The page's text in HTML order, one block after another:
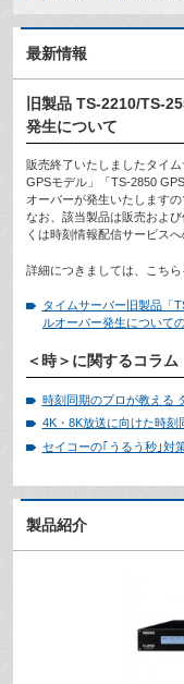
最新情報
旧製品 TS-2210/TS-
発生について
販売終了いたしましたタイ
GPSモデル」「TS-2850
オーバーが発生いたします
なお、該当製品は販売およ
くは時刻情報配信サービス
詳細につきましては、こちら
タイムサーバー旧製品「
ルオーバー発生について
＜時＞に関するコラム
時刻同期のプロが教える
4K・8K放送に向けた時刻
セイコーの｢うるう秒｣対
製品紹介